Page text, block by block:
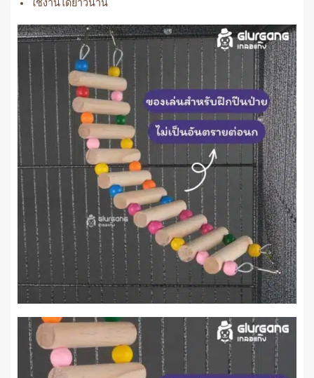
ใช้งานได้ยาวนาน